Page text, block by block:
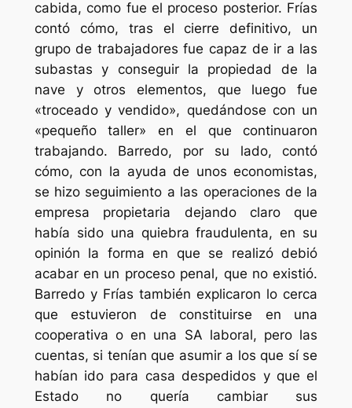
cabida, como fue el proceso posterior. Frías
contó cómo, tras el cierre definitivo, un
grupo de trabajadores fue capaz de ir a las
subastas y conseguir la propiedad de la
nave y otros elementos, que luego fue
«troceado y vendido», quedándose con un
«pequeño taller» en el que continuaron
trabajando. Barredo, por su lado, contó
cómo, con la ayuda de unos economistas,
se hizo seguimiento a las operaciones de la
empresa propietaria dejando claro que
había sido una quiebra fraudulenta, en su
opinión la forma en que se realizó debió
acabar en un proceso penal, que no existió.
Barredo y Frías también explicaron lo cerca
que estuvieron de constituirse en una
cooperativa o en una SA laboral, pero las
cuentas, si tenían que asumir a los que sí se
habían ido para casa despedidos y que el
Estado no quería cambiar sus